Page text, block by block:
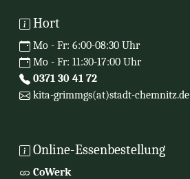
Hort
Mo - Fr: 6:00-08:30 Uhr
Mo - Fr: 11:30-17:00 Uhr
0371 30 41 72
kita-grimmgs(at)stadt-chemnitz.de
Online-Essenbestellung
CoWerk